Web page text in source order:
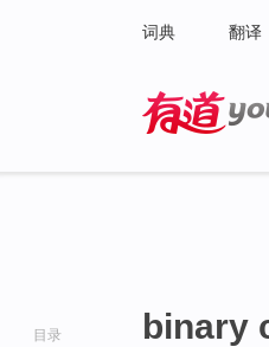
词典 翻译
目录 binary